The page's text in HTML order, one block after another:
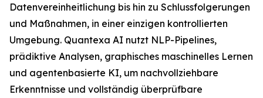
Datenvereinheitlichung bis hin zu Schlussfolgerungen
und Maßnahmen, in einer einzigen kontrollierten
Umgebung. Quantexa AI nutzt NLP-Pipelines,
prädiktive Analysen, graphisches maschinelles Lernen
und agentenbasierte KI, um nachvollziehbare
Erkenntnisse und vollständig überprüfbare